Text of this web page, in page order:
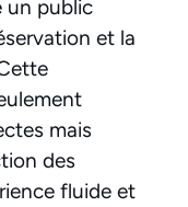
un public
et la
mais
des
fluide et